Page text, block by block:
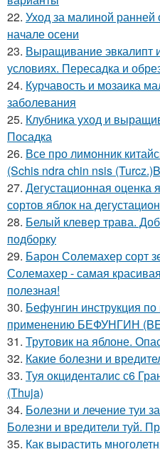
22. Уход за малиной
начале осени
23. Выращивание эвкалипт
условиях. Пересадка и
24. Курчавость и мозаика
заболевания
25. Клубника уход и
Посадка
26. Все про лимонник
(Schis ndra chin nsis
27. Дегустационная оценка
сортов яблок на
28. Белый клевер трава.
подборку
29. Барон Солемахер сорт
Солемахер - самая
полезная!
30. Бефунгин инструкция
применению БЕФУНГИН
31. Трутовик на яблоне.
32. Какие болезни и
33. Туя окциденталис с6
(Thuja)
34. Болезни и лечение туи
Болезни и вредители туй.
35. Как вырастить